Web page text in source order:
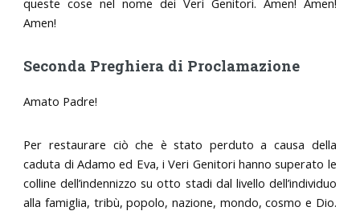
Amen!
Seconda Preghiera di Proclamazione
Amato Padre!
Per restaurare ciò che è stato perduto a causa della
caduta di Adamo ed Eva, i Veri Genitori hanno superato le
colline dell’indennizzo su otto stadi dal livello dell’individuo
alla famiglia, tribù, popolo, nazione, mondo, cosmo e Dio.